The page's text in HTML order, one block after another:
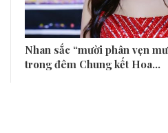
Nhan sắc “mười phân vẹn
trong đêm Chung kết Hoa…